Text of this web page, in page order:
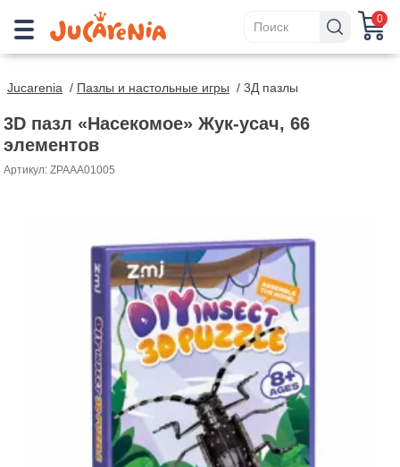
0
Jucarenia / Пазлы и настольные игры / 3Д пазлы
3D пазл «Насекомое» Жук-усач, 66
элементов
Артикул: ZPAAA01005